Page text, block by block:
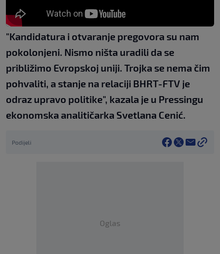
"Kandidatura i otvaranje pregovora su nam
pokolonjeni. Nismo ništa uradili da se
približimo Evropskoj uniji. Trojka se nema čim
pohvaliti, a stanje na relaciji BHRT-FTV je
odraz upravo politike", kazala je u Pressingu
ekonomska analitičarka Svetlana Cenić.
Podijeli
Oglas